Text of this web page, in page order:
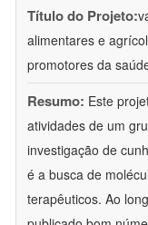
Título do Projeto:
alimentares e
promotores da
Resumo: Este
atividades de um
investigação de
é a busca de
terapêuticos. Ao